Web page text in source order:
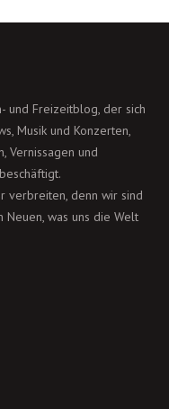
und Freizeitblog, der sich
Musik und Konzerten,
Vernissagen und
verbreiten, denn wir sind
was uns die Welt